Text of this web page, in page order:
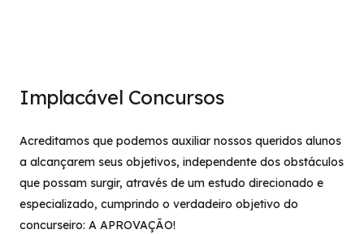
Implacável Concursos
Acreditamos que podemos auxiliar nossos queridos alunos
a alcançarem seus objetivos, independente dos obstáculos
que possam surgir, através de um estudo direcionado e
especializado, cumprindo o verdadeiro objetivo do
concurseiro: A APROVAÇÃO!